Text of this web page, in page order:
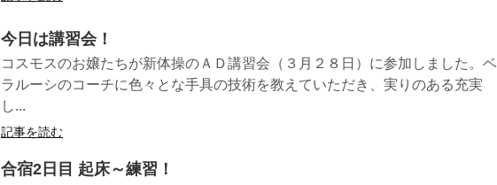
今日は講習会！
コスモスのお嬢たちが新体操のＡＤ講習会（３月２８日）に参加しました。ベ
ラルーシのコーチに色々とな手具の技術を教えていただき、実りのある充実
し...
記事を読む
合宿2日目 起床～練習！